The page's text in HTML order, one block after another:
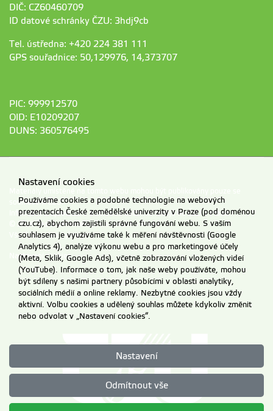
DIČ: CZ60460709
ID datové schránky ČZU: 3hdj9cb
Tel. ústředna: +420 224 381 111
GPS souřadnice: 50,129976, 14,373707
PIC: 999912570
OID: E10209207
DUNS: 360576495
souhlasem ČZU.
Informace o zpracování a ochraně osobních údajů na ČZU v Praze.
© 2026 Česká zemědělská univerzita v Praze
Všechna práva vyhrazena
Nastavení cookies
Nastavení cookies
Používáme cookies a podobné technologie na webových
prezentacích České zemědělské univerzity v Praze (pod doménou
czu.cz), abychom zajistili správné fungování webu. S vaším
souhlasem je využíváme také k měření návštěvnosti (Google
Analytics 4), analýze výkonu webu a pro marketingové účely
(Meta, Sklik, Google Ads), včetně zobrazování vložených videí
(YouTube). Informace o tom, jak naše weby používáte, mohou
být sdíleny s našimi partnery působícími v oblasti analytiky,
sociálních médií a online reklamy. Nezbytné cookies jsou vždy
aktivní. Volbu cookies a udělený souhlas můžete kdykoliv změnit
nebo odvolat v „Nastavení cookies“.
Nastavení
Odmítnout vše